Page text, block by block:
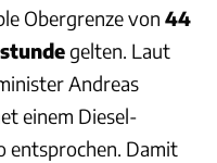
Obergrenze von 44
gelten. Laut
Andreas
einem Diesel-
entsprochen. Damit